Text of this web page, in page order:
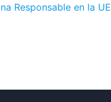
Responsable en la UE